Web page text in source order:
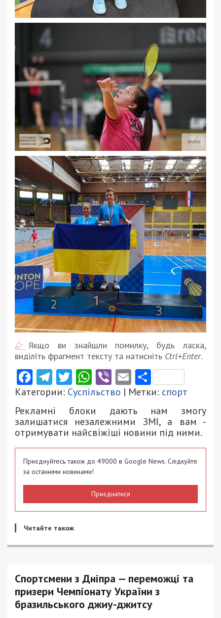
Якщо ви знайшли помилку, будь ласка,
виділіть фрагмент тексту та натисніть Ctrl+Enter.
Facebook
Telegram
Twitter
WhatsApp
ViberEmail
Категории: Суспільство | Метки: спорт
Рекламні блоки дають нам змогу
залишатися незалежними ЗМІ, а вам -
отримувати найсвіжіші новини під ними.
Приєднуйтесь також до 49000 в Google News. Слідкуйте
за останніми новинами!
Приєднатися
Читайте також
Спортсмени з Дніпра — переможці та
призери Чемпіонату України з
бразильського джиу-джитсу